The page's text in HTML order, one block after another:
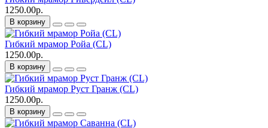
1250.00р.
В корзину
Гибкий мрамор Ройа (CL)
1250.00р.
В корзину
Гибкий мрамор Руст Гранж (CL)
1250.00р.
В корзину